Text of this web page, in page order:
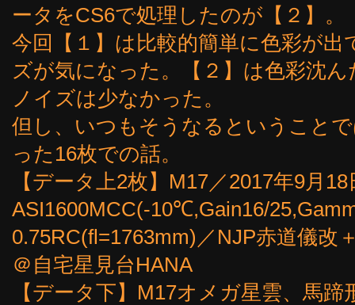
ータをCS6で処理したのが【２】。
今回【１】は比較的簡単に色彩が
ズが気になった。【２】は色彩沈
ノイズは少なかった。
但し、いつもそうなるということ
った16枚での話。
【データ上2枚】M17／2017年9月
ASI1600MCC(-10℃,Gain16/
0.75RC(fl=1763mm)／NJP赤道儀改
＠自宅星見台HANA
【データ下】M17オメガ星雲、馬